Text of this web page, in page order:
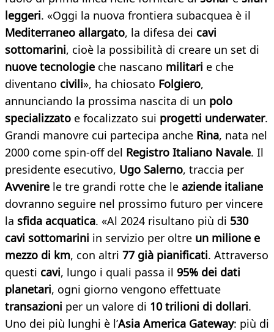
leggeri. «Oggi la nuova frontiera subacquea è il
Mediterraneo allargato, la difesa dei cavi
sottomarini, cioè la possibilità di creare un set di
nuove tecnologie che nascano militari e che
diventano civili», ha chiosato Folgiero,
annunciando la prossima nascita di un polo
specializzato e focalizzato sui progetti underwater.
Grandi manovre cui partecipa anche Rina, nata nel
2000 come spin-off del Registro Italiano Navale. Il
presidente esecutivo, Ugo Salerno, traccia per
Avvenire le tre grandi rotte che le aziende italiane
dovranno seguire nel prossimo futuro per vincere
la sfida acquatica. «Al 2024 risultano più di 530
cavi sottomarini in servizio per oltre un milione e
mezzo di km, con altri 77 già pianificati. Attraverso
questi cavi, lungo i quali passa il 95% dei dati
planetari, ogni giorno vengono effettuate
transazioni per un valore di 10 trilioni di dollari.
Uno dei più lunghi è l’Asia America Gateway: più di